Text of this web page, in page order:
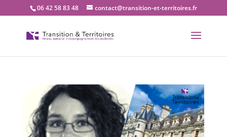
06 42 58 83 48 contact@transition-et-territoires.fr